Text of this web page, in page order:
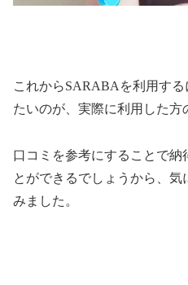
これからSARABAを利用す
たいのが、実際に利用した方
口コミを参考にすることで納
とができるでしょうから、
みました。